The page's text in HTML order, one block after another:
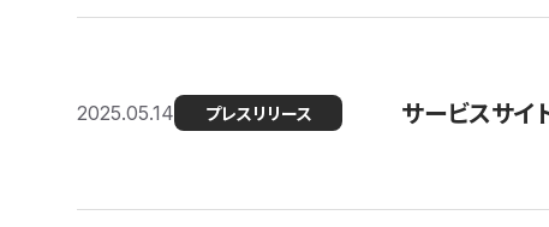
2025.05.14 プレスリリース サービスサイ